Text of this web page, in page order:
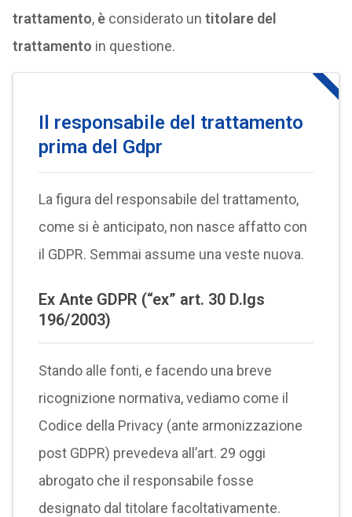
trattamento, èconsiderato un titolare del
trattamento in questione.
Il responsabile del trattamento
prima del Gdpr
La figura del responsabile del trattamento,
come si è anticipato, non nasce affatto con
il GDPR. Semmai assume una veste nuova.
Ex Ante GDPR (“ex” art. 30 D.lgs
196/2003)
Stando alle fonti, e facendo una breve
ricognizione normativa, vediamo come il
Codice della Privacy (ante armonizzazione
post GDPR) prevedeva all’art. 29 oggi
abrogato che il responsabile fosse
designato dal titolare facoltativamente.